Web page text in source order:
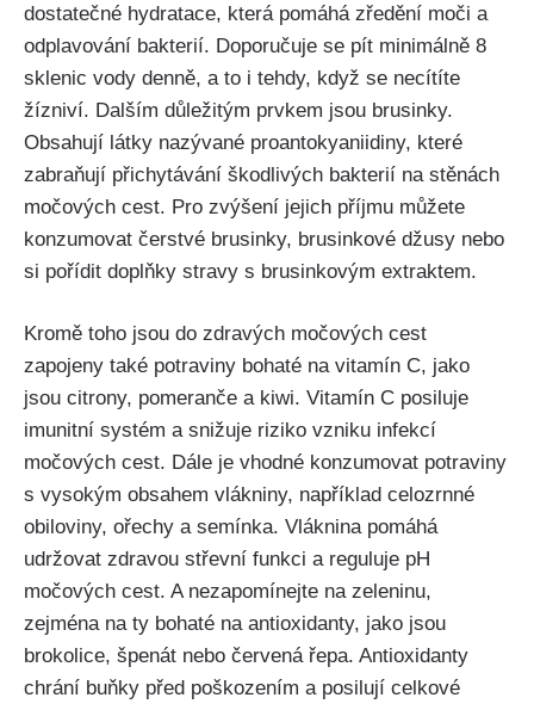
dostatečné hydratace, která pomáhá ‌zředění moči a
odplavování bakterií. ​Doporučuje ‌se pít⁢ minimálně ⁢8
sklenic vody denně, a to i tehdy, když se ‍necítíte
žízniví. ⁤Dalším důležitým⁤ prvkem jsou brusinky.‍
Obsahují ‍látky nazývané proantokyaniidiny, ‍které​
zabraňují přichytávání škodlivých bakterií na stěnách
⁣močových cest. Pro zvýšení‌ jejich příjmu můžete⁤
konzumovat čerstvé brusinky, brusinkové džusy⁣ nebo​
si pořídit doplňky stravy ‍s brusinkovým ‍extraktem. ​
Kromě ⁢toho jsou do zdravých močových cest
zapojeny také ⁤potraviny bohaté na vitamín C, jako⁣
jsou ⁣citrony, pomeranče⁤ a kiwi. Vitamín C posiluje
imunitní systém a snižuje riziko vzniku infekcí
močových cest. Dále je​ vhodné konzumovat⁢ potraviny
s vysokým‌ obsahem vlákniny, například celozrnné⁣
obiloviny, ořechy⁣ a semínka. ⁣Vláknina​ pomáhá
udržovat‌ zdravou střevní⁤ funkci ‌a reguluje pH
močových cest. A nezapomínejte na ‌zeleninu,
zejména na ty ​bohaté na antioxidanty, jako jsou
⁣brokolice, špenát nebo červená řepa. Antioxidanty
chrání buňky před poškozením a‌ posilují celkové